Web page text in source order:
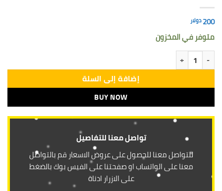
200دولار
متوفر في المخزون
كمية لاصقة شريط عدل ومدور تستخدم كاضافة الى المنشار
إضافة إلى السلة
BUY NOW
تواصل معنا للتفاصيل
للتواصل معنا للحصول على عروض الاسعار قم بالتواصل
معنا على الواتساب او صفحتنا على الفيس بوك بالضغط
على الازرار ادناة